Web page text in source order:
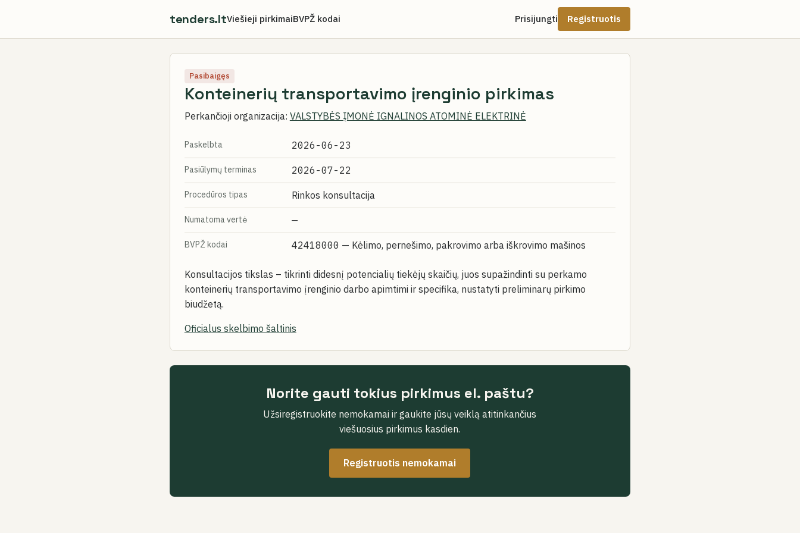
tenders.ltViešieji pirkimaiBVPŽ kodai Prisijungti Registruotis
Pasibaigęs
Konteinerių transportavimo įrenginio pirkimas
Perkančioji organizacija: VALSTYBĖS ĮMONĖ IGNALINOS ATOMINĖ ELEKTRINĖ
Paskelbta 2026-06-23
Pasiūlymų terminas 2026-07-22
Procedūros tipas Rinkos konsultacija
Numatoma vertė —
BVPŽ kodai 42418000 — Kėlimo, pernešimo, pakrovimo arba iškrovimo mašinos
Konsultacijos tikslas – tikrinti didesnį potencialių tiekėjų skaičių, juos supažindinti su perkamo
konteinerių transportavimo įrenginio darbo apimtimi ir specifika, nustatyti preliminarų pirkimo
biudžetą.
Oficialus skelbimo šaltinis
Norite gauti tokius pirkimus el. paštu?
Užsiregistruokite nemokamai ir gaukite jūsų veiklą atitinkančius
viešuosius pirkimus kasdien.
Registruotis nemokamai